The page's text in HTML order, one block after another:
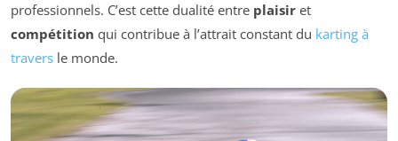
professionnels. C’est cette dualité entre plaisir et
compétition qui contribue à l’attrait constant du karting à
travers le monde.